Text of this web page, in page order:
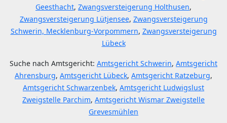
Geesthacht, Zwangsversteigerung Holthusen,
Zwangsversteigerung Lütjensee, Zwangsversteigerung
Schwerin, Mecklenburg-Vorpommern, Zwangsversteigerung
Lübeck
Suche nach Amtsgericht: Amtsgericht Schwerin, Amtsgericht
Ahrensburg, Amtsgericht Lübeck, Amtsgericht Ratzeburg,
Amtsgericht Schwarzenbek, Amtsgericht Ludwigslust
Zweigstelle Parchim, Amtsgericht Wismar Zweigstelle
Grevesmühlen